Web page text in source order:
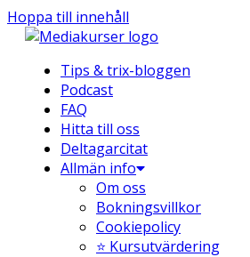
Hoppa till innehåll
Tips & trix-bloggen
Podcast
FAQ
Hitta till oss
Deltagarcitat
Allmän info
Om oss
Bokningsvillkor
Cookiepolicy
⭐ Kursutvärdering